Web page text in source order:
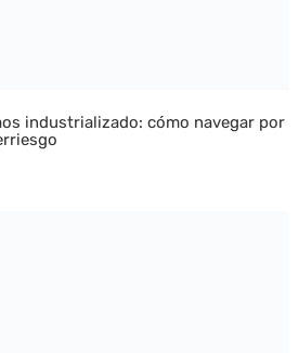
industrializado: cómo navegar por